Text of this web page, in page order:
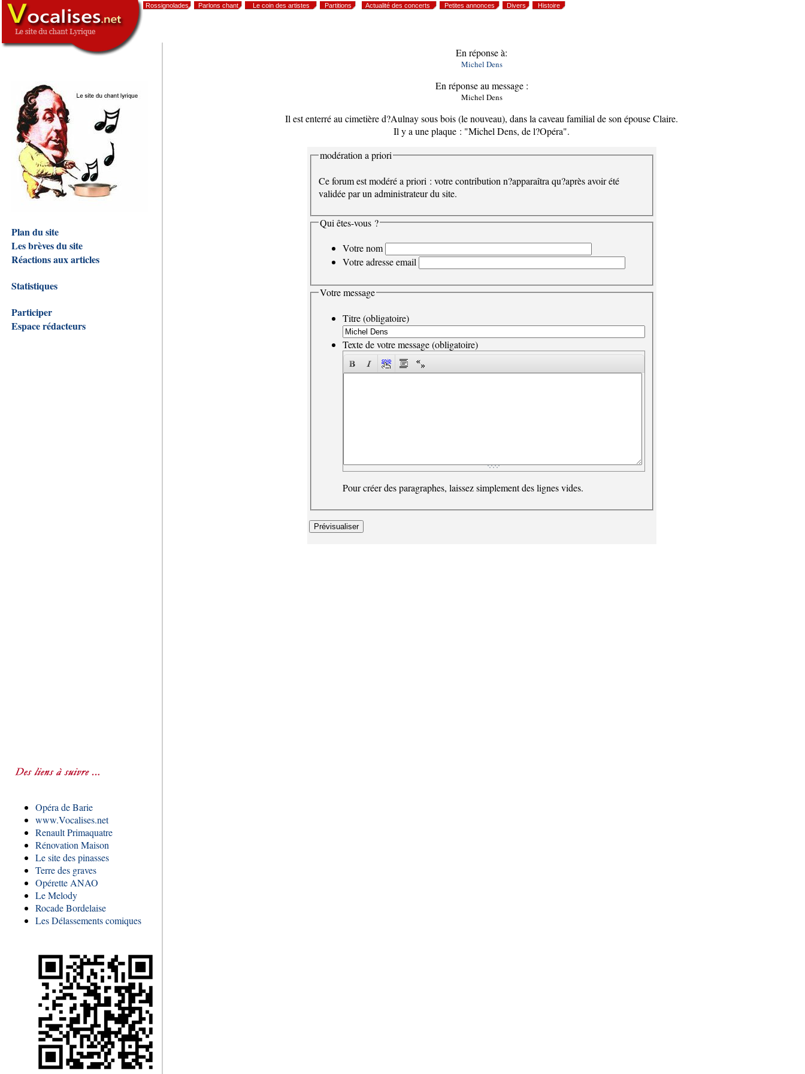
Rossignolades Parlons chant Le coin des artistes Partitions Actualité des concerts Petites annonces Divers Histoire
Plan du site
Les brèves du site
Réactions aux articles
Statistiques
Participer
Espace rédacteurs
Opéra de Barie
www.Vocalises.net
Renault Primaquatre
Rénovation Maison
Le site des pinasses
Terre des graves
Opérette ANAO
Le Melody
Rocade Bordelaise
Les Délassements comiques
En réponse à:
Michel Dens
En réponse au message :
Michel Dens
Il est enterré au cimetière d?Aulnay sous bois (le nouveau), dans la caveau familial de son épouse Claire.
Il y a une plaque : "Michel Dens, de l?Opéra".
modération a priori
Ce forum est modéré a priori : votre contribution n?apparaîtra qu?après avoir été
validée par un administrateur du site.
Qui êtes-vous ?
Votre nom
Votre adresse email
Votre message
Titre (obligatoire)
Texte de votre message (obligatoire)
Pour créer des paragraphes, laissez simplement des lignes vides.